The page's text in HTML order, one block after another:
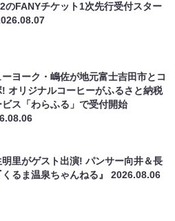
のFANYチケット1次先行受付スター
ーヨーク・嶋佐が地元富士吉田市とコ
! オリジナルコーヒーがふるさと納税
ビス「わらふる」で受付開始
明里がゲスト出演! パンサー向井＆長
くるま温泉ちゃんねる』2026.08.06